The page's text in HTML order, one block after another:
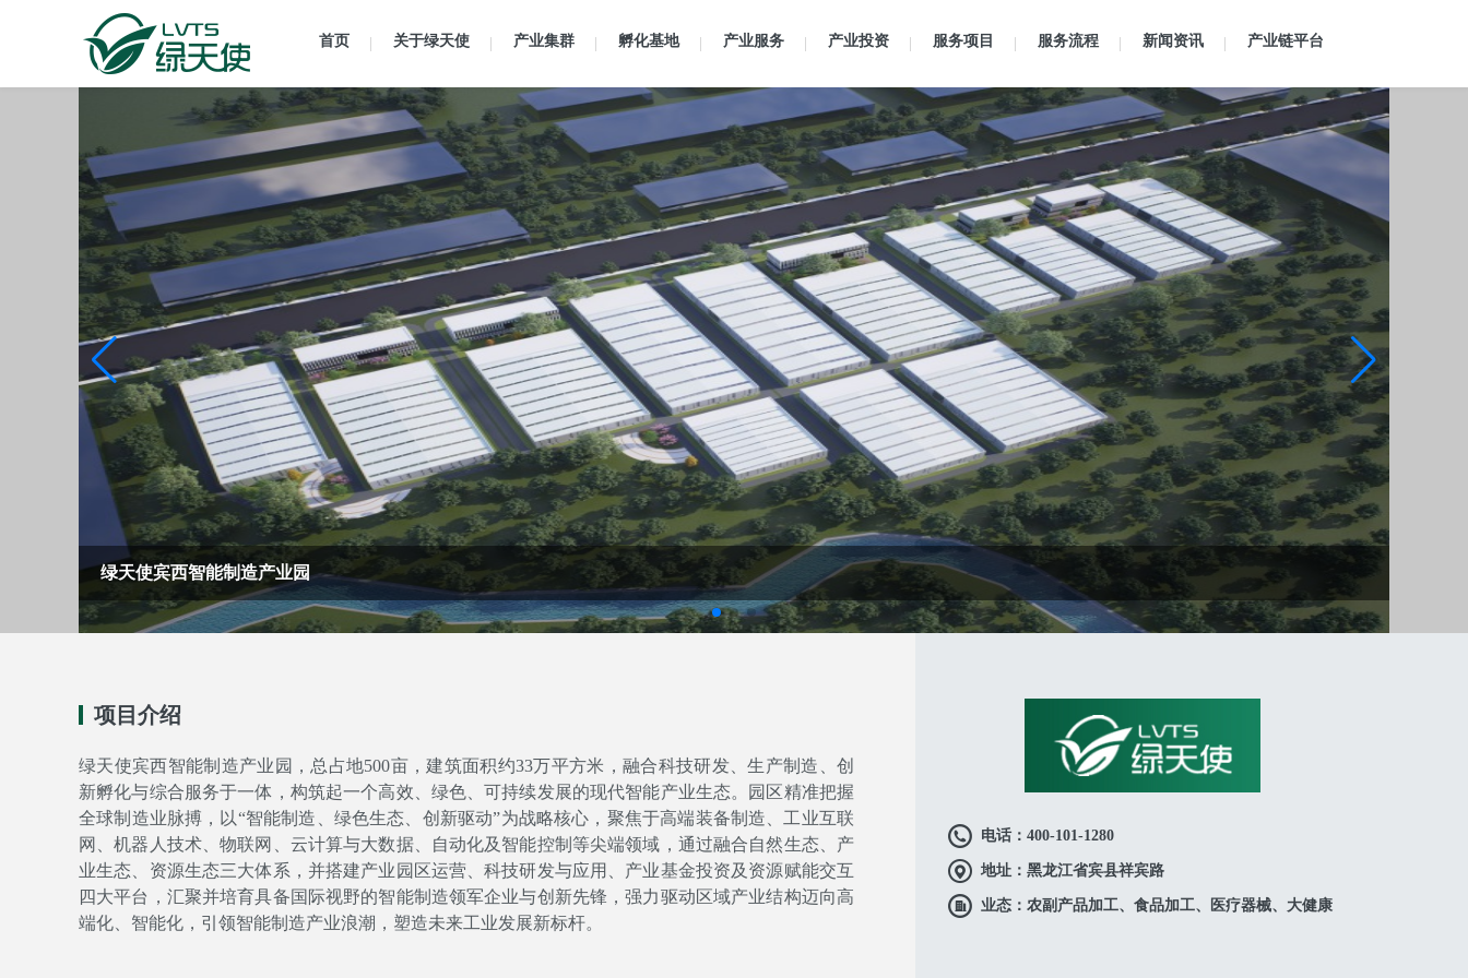
首页 关于绿天使 产业集群 孵化基地 产业服务 产业投资 服务项目 服务流程 新闻资讯 产业链平台
绿天使宾西智能制造产业园
项目介绍
绿天使宾西智能制造产业园，总占地500亩，建筑面积约33万平方米，融合科技研发、生产制造、创
新孵化与综合服务于一体，构筑起一个高效、绿色、可持续发展的现代智能产业生态。园区精准把握
全球制造业脉搏，以“智能制造、绿色生态、创新驱动”为战略核心，聚焦于高端装备制造、工业互联
网、机器人技术、物联网、云计算与大数据、自动化及智能控制等尖端领域，通过融合自然生态、产
业生态、资源生态三大体系，并搭建产业园区运营、科技研发与应用、产业基金投资及资源赋能交互
四大平台，汇聚并培育具备国际视野的智能制造领军企业与创新先锋，强力驱动区域产业结构迈向高
端化、智能化，引领智能制造产业浪潮，塑造未来工业发展新标杆。
电话：400-101-1280
地址：黑龙江省宾县祥宾路
业态：农副产品加工、食品加工、医疗器械、大健康